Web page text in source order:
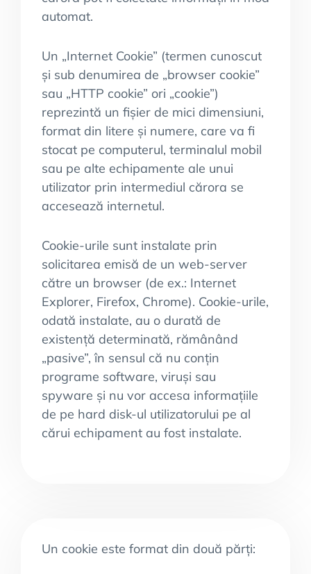
automat.
Un „Internet Cookie” (termen cunoscut
și sub denumirea de „browser cookie”
sau „HTTP cookie” ori „cookie”)
reprezintă un fișier de mici dimensiuni,
format din litere și numere, care va fi
stocat pe computerul, terminalul mobil
sau pe alte echipamente ale unui
utilizator prin intermediul cărora se
accesează internetul.
Cookie-urile sunt instalate prin
solicitarea emisă de un web-server
către un browser (de ex.: Internet
Explorer, Firefox, Chrome). Cookie-urile,
odată instalate, au o durată de
existență determinată, rămânând
„pasive”, în sensul că nu conțin
programe software, viruși sau
spyware și nu vor accesa informațiile
de pe hard disk-ul utilizatorului pe al
cărui echipament au fost instalate.
Un cookie este format din două părți: